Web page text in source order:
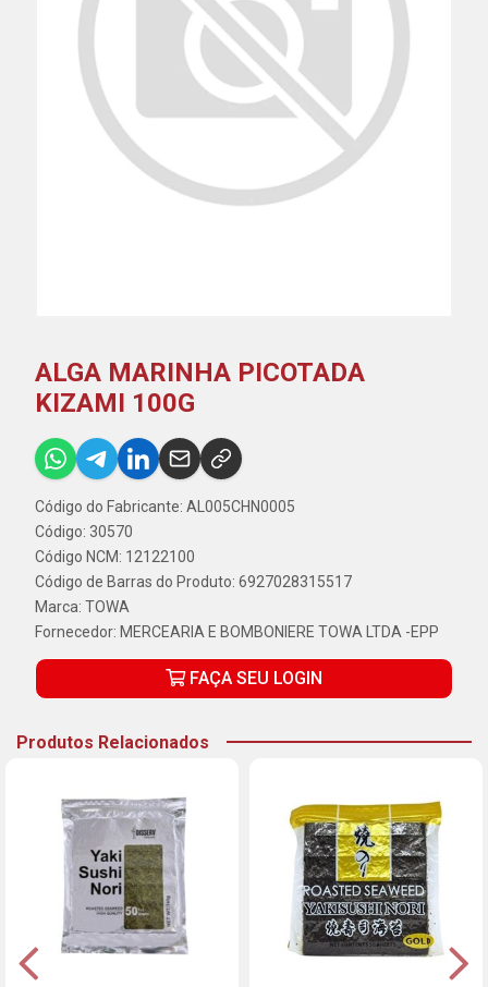
ALGA MARINHA PICOTADA
KIZAMI 100G
Código do Fabricante: AL005CHN0005
Código: 30570
Código NCM: 12122100
Código de Barras do Produto: 6927028315517
Marca: TOWA
Fornecedor: MERCEARIA E BOMBONIERE TOWA LTDA -EPP
FAÇA SEU LOGIN
Produtos Relacionados